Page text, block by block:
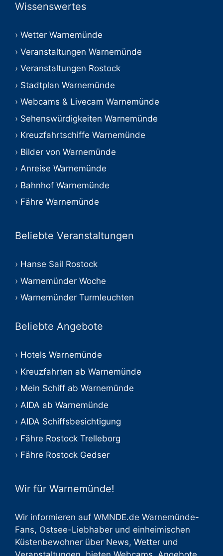
Wissenswertes
Wetter Warnemünde
Veranstaltungen Warnemünde
Veranstaltungen Rostock
Stadtplan Warnemünde
Webcams & Livecam Warnemünde
Sehenswürdigkeiten Warnemünde
Kreuzfahrtschiffe Warnemünde
Bilder von Warnemünde
Anreise Warnemünde
Bahnhof Warnemünde
Fähre Warnemünde
Beliebte Veranstaltungen
Hanse Sail Rostock
Warnemünder Woche
Warnemünder Turmleuchten
Beliebte Angebote
Hotels Warnemünde
Kreuzfahrten ab Warnemünde
Mein Schiff ab Warnemünde
AIDA ab Warnemünde
AIDA Schiffsbesichtigung
Fähre Rostock Trelleborg
Fähre Rostock Gedser
Wir für Warnemünde!
Wir informieren auf WMNDE.de Warnemünde-
Fans, Ostsee-Liebhaber und einheimischen
Küstenbewohner über News, Wetter und